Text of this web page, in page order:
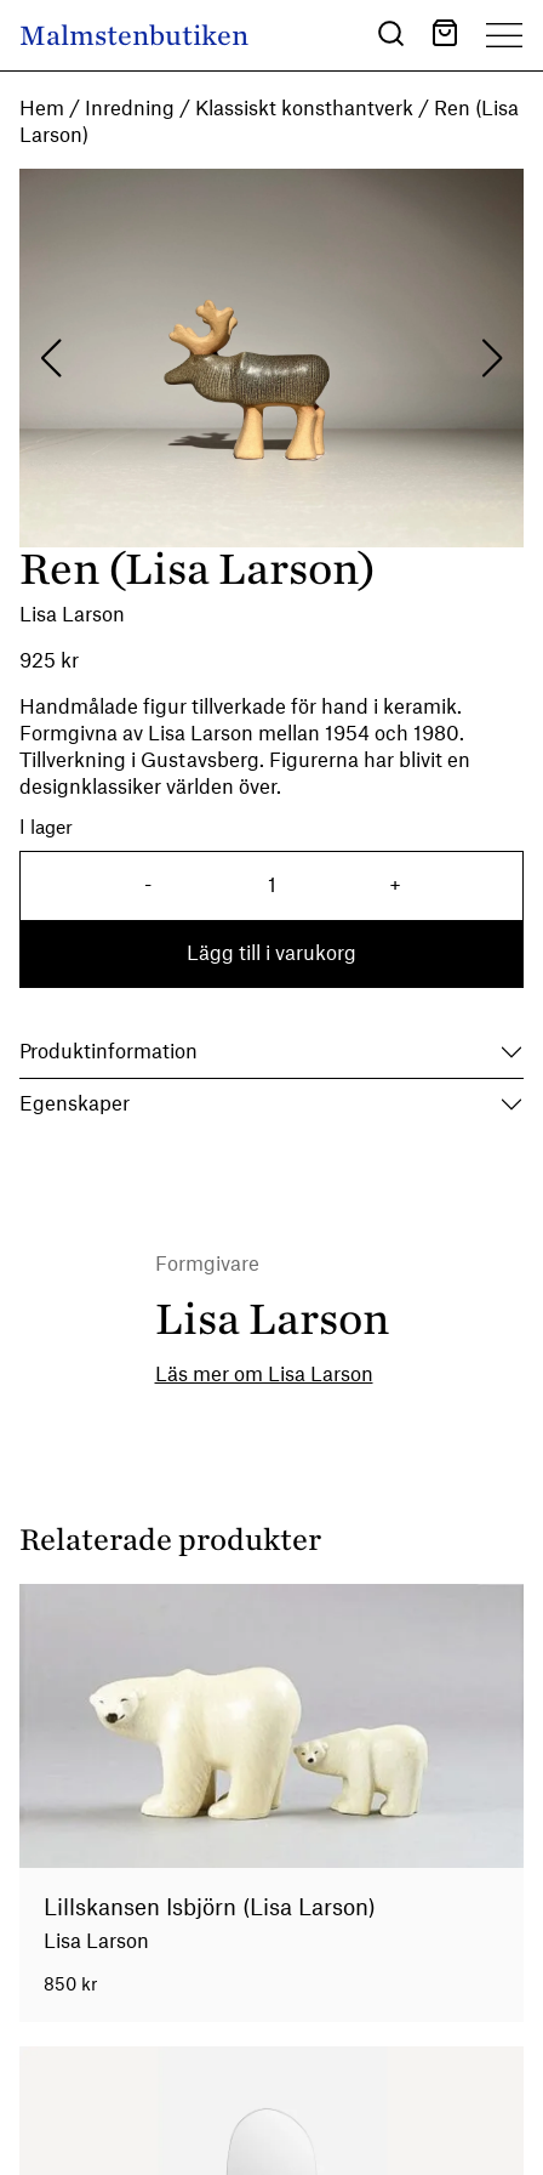
Main Navigation
Malmstenbutiken
Hem / Inredning / Klassiskt konsthantverk / Ren (Lisa
Larson)
Ren (Lisa Larson)
Lisa Larson
925 kr
Handmålade figur tillverkade för hand i keramik.
Formgivna av Lisa Larson mellan 1954 och 1980.
Tillverkning i Gustavsberg. Figurerna har blivit en
designklassiker världen över.
I lager
- Ren (Lisa Larson) mängd
+
Lägg till i varukorg
Produktinformation
Egenskaper
Formgivare
Lisa Larson
Läs mer om Lisa Larson
Relaterade produkter
Lillskansen Isbjörn (Lisa Larson)
Lisa Larson
850 kr